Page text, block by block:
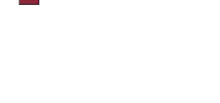
Schließen